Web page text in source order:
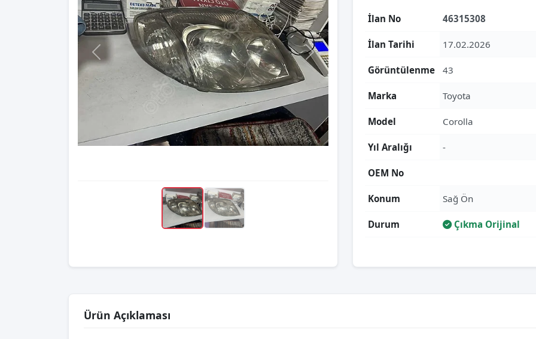
İlan No 46315308
İlan Tarihi 17.02.2026
Görüntülenme 43
Marka Toyota
Model Corolla
Yıl Aralığı -
OEM No
Konum Sağ Ön
Durum Çıkma Orijinal
Ürün Açıklaması